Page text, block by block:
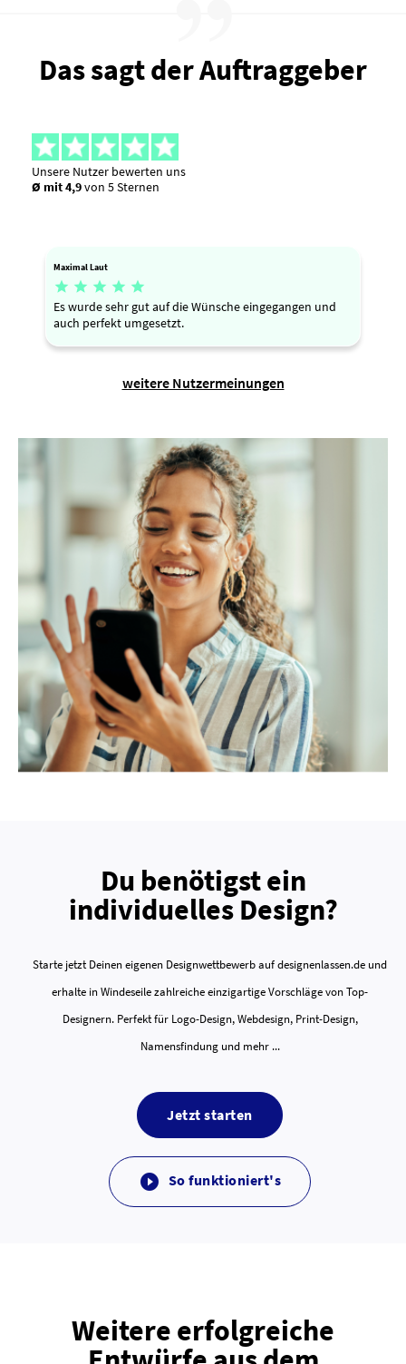
Das sagt der Auftraggeber
Unsere Nutzer bewerten uns
Ø mit 4,9von 5 Sternen
Maximal Laut
    
Es wurde sehr gut auf die Wünsche eingegangen und
auch perfekt umgesetzt.
weitere Nutzermeinungen
Du benötigst ein
individuelles Design?
Starte jetzt Deinen eigenen Designwettbewerb auf designenlassen.de und
erhalte in Windeseile zahlreiche einzigartige Vorschläge von Top-
Designern. Perfekt für Logo-Design, Webdesign, Print-Design,
Namensfindung und mehr ...
Jetzt starten
 So funktioniert's
Weitere erfolgreiche